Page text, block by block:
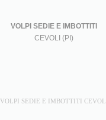
VOLPI SEDIE E IMBOTTITI
CEVOLI (PI)
VOLPI SEDIE E IMBOTTITI CEVOLI